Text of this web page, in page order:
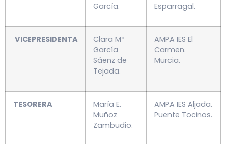
García.
Esparragal.
VICEPRESIDENTA
Clara Mª
García
Sáenz de
Tejada.
AMPA IES El
Carmen.
Murcia.
TESORERA
María E.
Muñoz
Zambudio.
AMPA IES Aljada.
Puente Tocinos.